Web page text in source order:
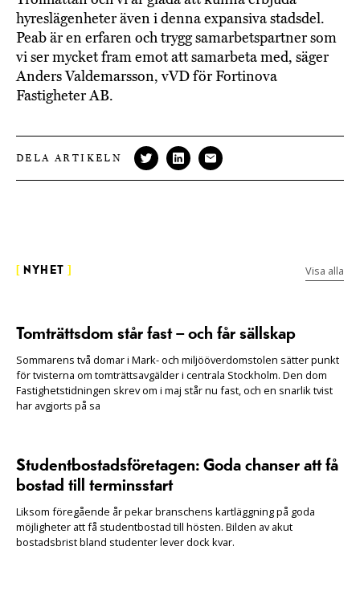
hyreslägenheter även i denna expansiva stadsdel.
Peab är en erfaren och trygg samarbetspartner som
vi ser mycket fram emot att samarbeta med, säger
Anders Valdemarsson, vVD för Fortinova
Fastigheter AB.
DELA ARTIKELN
NYHET Visa alla
Tomträttsdom står fast – och får sällskap
Sommarens två domar i Mark- och miljööverdomstolen sätter punkt
för tvisterna om tomträttsavgälder i centrala Stockholm. Den dom
Fastighetstidningen skrev om i maj står nu fast, och en snarlik tvist
har avgjorts på sa
Studentbostadsföretagen: Goda chanser att få
bostad till terminsstart
Liksom föregående år pekar branschens kartläggning på goda
möjligheter att få studentbostad till hösten. Bilden av akut
bostadsbrist bland studenter lever dock kvar.